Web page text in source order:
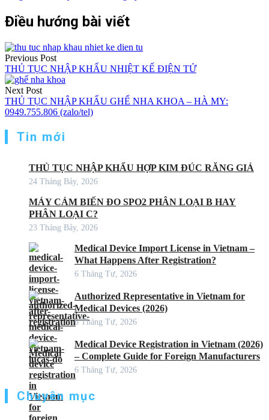
Điều hướng bài viết
Previous Post
THỦ TỤC NHẬP KHẨU NHIỆT KẾ ĐIỆN TỬ
Next Post
THỦ TỤC NHẬP KHẨU GHẾ NHA KHOA – HÀ MY:
0949.755.806 (zalo/tel)
Tin mới
THỦ TỤC NHẬP KHẨU HỢP KIM ĐÚC RĂNG GIẢ
24 Tháng Bảy, 2026
MÁY CẢM BIẾN ĐO SPO2 PHÂN LOẠI B HAY
PHÂN LOẠI C?
23 Tháng Bảy, 2026
Medical Device Import License in Vietnam –
What Happens After Registration?
6 Tháng Tư, 2026
Authorized Representative in Vietnam for
Medical Devices (2026)
6 Tháng Tư, 2026
Medical Device Registration in Vietnam (2026)
– Complete Guide for Foreign Manufacturers
6 Tháng Tư, 2026
Chuyên mục